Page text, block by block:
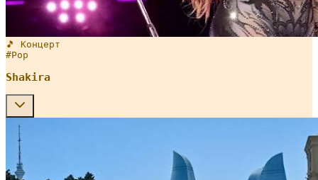
🎵 Концерт
#Pop
Shakira